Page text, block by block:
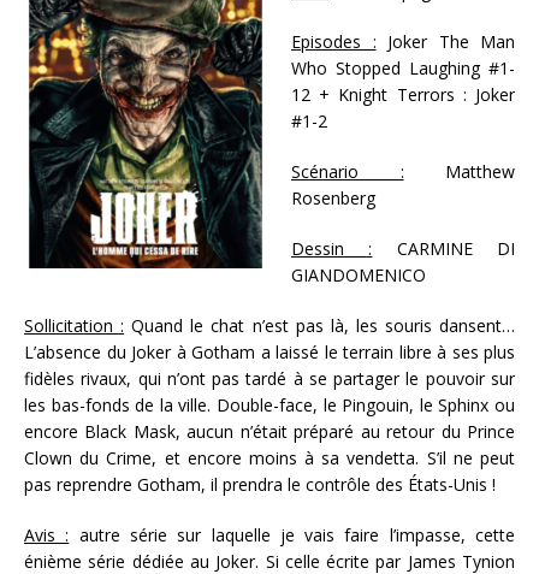
Episodes : Joker The Man
Who Stopped Laughing #1-
12 + Knight Terrors : Joker
#1-2
Scénario : Matthew
Rosenberg
Dessin :
CARMINE DI
GIANDOMENICO
Sollicitation : Quand le chat n’est pas là, les souris dansent…
L’absence du Joker à Gotham a laissé le terrain libre à ses plus
fidèles rivaux, qui n’ont pas tardé à se partager le pouvoir sur
les bas-fonds de la ville. Double-face, le Pingouin, le Sphinx ou
encore Black Mask, aucun n’était préparé au retour du Prince
Clown du Crime, et encore moins à sa vendetta. S’il ne peut
pas reprendre Gotham, il prendra le contrôle des États-Unis !
Avis : autre série sur laquelle je vais faire l’impasse, cette
énième série dédiée au Joker. Si celle écrite par James Tynion